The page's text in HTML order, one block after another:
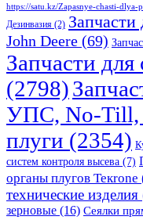
https://satu.kz/Zapasnye-chasti-dlya-
Дезинвазия (2) Запчасти
John Deere (69)
Запчасти для
(2798)
УПС, No-Till,
плуги (2354)
систем контроля высева (7)
органы плугов Текrоne
технические изделия
зерновые (16) Сеялки